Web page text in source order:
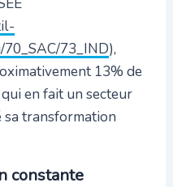
73_IND),
13% de
en fait un secteur
sa transformation
constante